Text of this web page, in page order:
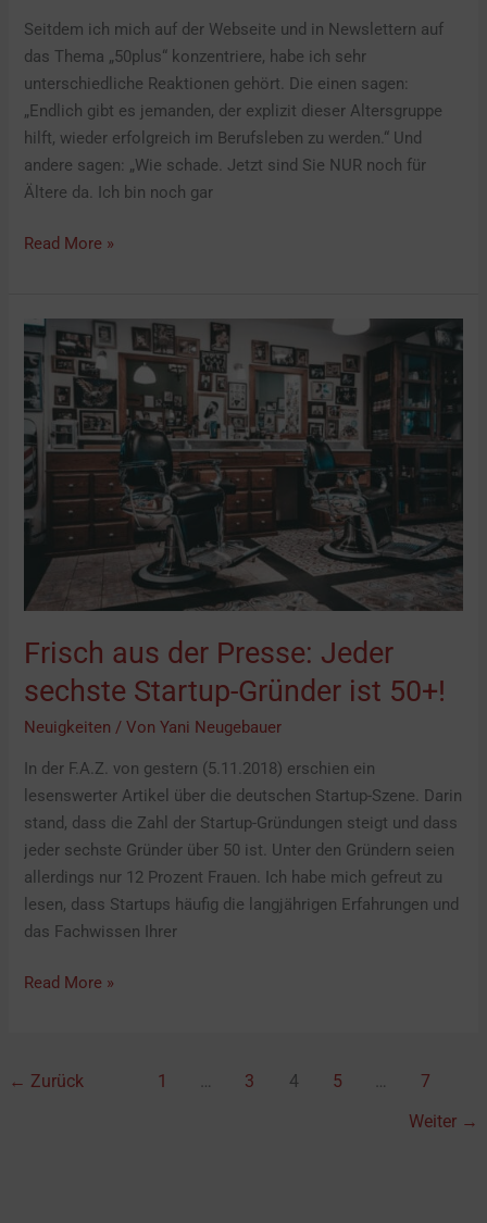
Seitdem ich mich auf der Webseite und in Newslettern auf
das Thema „50plus“ konzentriere, habe ich sehr
unterschiedliche Reaktionen gehört. Die einen sagen:
„Endlich gibt es jemanden, der explizit dieser Altersgruppe
hilft, wieder erfolgreich im Berufsleben zu werden.“ Und
andere sagen: „Wie schade. Jetzt sind Sie NUR noch für
Ältere da. Ich bin noch gar
Drei
Dinge,
die
Sie
daraus
lernen
können!
Read More »
Frisch aus der Presse: Jeder
sechste Startup-Gründer ist 50+!
Neuigkeiten / VonYani Neugebauer
In der F.A.Z. von gestern (5.11.2018) erschien ein
lesenswerter Artikel über die deutschen Startup-Szene. Darin
stand, dass die Zahl der Startup-Gründungen steigt und dass
jeder sechste Gründer über 50 ist. Unter den Gründern seien
allerdings nur 12 Prozent Frauen. Ich habe mich gefreut zu
lesen, dass Startups häufig die langjährigen Erfahrungen und
das Fachwissen Ihrer
Frisch
aus
der
Presse:
Jeder
sechste
Startup-
Gründer
50+!
Read More »
← Zurück 1 … 3 4 5 … 7
Weiter →